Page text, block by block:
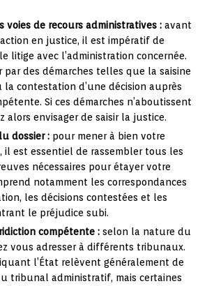
voies de recours administratives : avant
en justice, il est impératif de
litige avec l’administration concernée.
par des démarches telles que la saisine
contestation d’une décision auprès
Si ces démarches n’aboutissent
alors envisager de saisir la justice.
dossier : pour mener à bien votre
il est essentiel de rassembler tous les
nécessaires pour étayer votre
notamment les correspondances
les décisions contestées et les
le préjudice subi.
compétente : selon la nature du
vous adresser à différents tribunaux.
l’État relèvent généralement de
tribunal administratif, mais certaines